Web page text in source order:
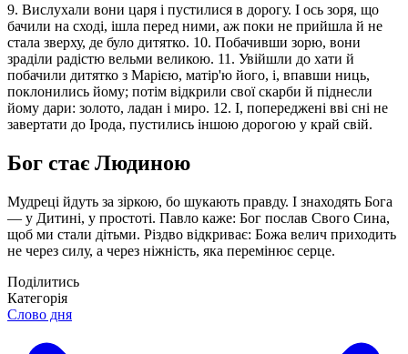
9. Вислухали вони царя і пустилися в дорогу. І ось зоря, що
бачили на сході, ішла перед ними, аж поки не прийшла й не
стала зверху, де було дитятко. 10. Побачивши зорю, вони
зраділи радістю вельми великою. 11. Увійшли до хати й
побачили дитятко з Марією, матір'ю його, і, впавши ниць,
поклонились йому; потім відкрили свої скарби й піднесли
йому дари: золото, ладан і миро. 12. І, попереджені вві сні не
завертати до Ірода, пустились іншою дорогою у край свій.
Бог стає Людиною
Мудреці йдуть за зіркою, бо шукають правду. І знаходять Бога
— у Дитині, у простоті. Павло каже: Бог послав Свого Сина,
щоб ми стали дітьми. Різдво відкриває: Божа велич приходить
не через силу, а через ніжність, яка перемінює серце.
Поділитись
Категорія
Слово дня